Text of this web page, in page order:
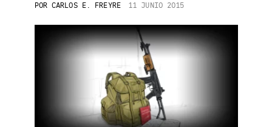
PORCARLOS E. FREYRE 11 JUNIO 2015